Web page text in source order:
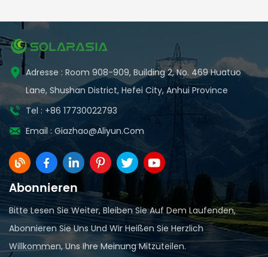
ensuring long term ROI for large scale PV projects.
Adresse : Room 908-909, Building 2, No. 469 Huatuo
Lane, Shushan District, Hefei City, Anhui Province
Tel : +86 17730022793
Email : Giazhao@aliyun.com
Abonnieren
Bitte Lesen Sie Weiter, Bleiben Sie Auf Dem Laufenden,
Abonnieren Sie Uns Und Wir Heißen Sie Herzlich
Willkommen, Uns Ihre Meinung Mitzuteilen.